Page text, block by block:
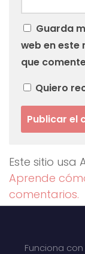
Guarda
web en este
que
Quiero
Este sitio usa
Aprende
comentarios.
Funciona